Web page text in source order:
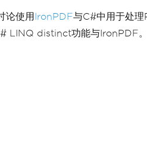
论使用 IronPDF与C#中用于处理
LINQ distinct功能与IronPDF。